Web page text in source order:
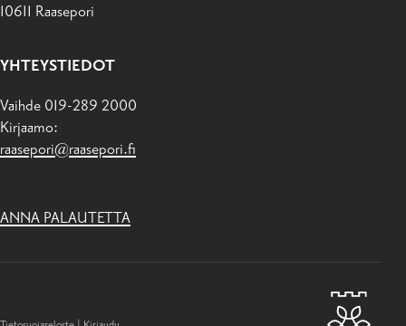
10611 Raasepori
YHTEYSTIEDOT
Vaihde 019-289 2000
Kirjaamo:
raasepori@raasepori.fi
ANNA PALAUTETTA